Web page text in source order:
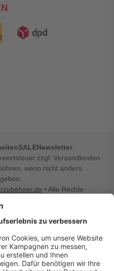
SALENewsletter
zzgl. Versandkosten
wenn nicht anders
• Alle Rechte
widerrufen
Qualität für Ihr Office
passenden Druckerzubehör
den Computer oder Ihr
Druckerzubehoer.de genau
bietet unter anderem Tinte